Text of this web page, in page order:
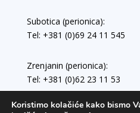
Subotica (perionica):
Tel: +381 (0)69 24 11 545
Zrenjanin (perionica):
Tel: +381 (0)62 23 11 53
Koristimo kolačiće kako bismo